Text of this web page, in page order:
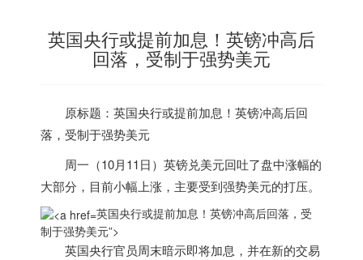
英国央行或提前加息！英镑冲高后
回落，受制于强势美元
原标题： 英国央行或提前加息！ 英镑冲高后回
落，受制于强势美元
周一（10月11日） 英镑兑美元回吐了盘中涨幅的
大部分，目前小幅上涨，主要受到强势美元的打压。
英国央行或提前加息！英镑冲高后回落，受
制于强势美元”>
英国央行官员周末暗示即将加息，并在新的交易